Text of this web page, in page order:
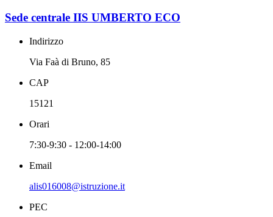
Sede centrale IIS UMBERTO ECO
Indirizzo
Via Faà di Bruno, 85
CAP
15121
Orari
7:30-9:30 - 12:00-14:00
Email
alis016008@istruzione.it
PEC